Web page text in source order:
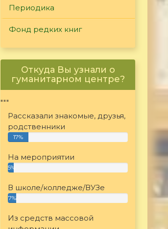
Периодика
Фонд редких книг
Откуда Вы узнали о
гуманитарном центре?
"""
Рассказали знакомые, друзья,
родственники
17%
На мероприятии
5%
В школе/колледже/ВУЗе
7%
Из средств массовой